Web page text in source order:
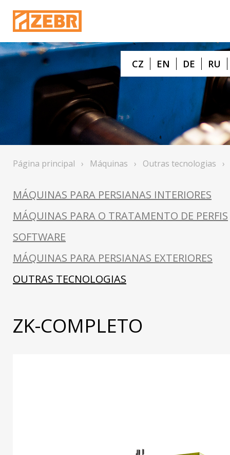
CZ EN DE RU
Página principal › Máquinas › Outras tecnologias
MÁQUINAS PARA PERSIANAS INTERIORES
MÁQUINAS PARA O TRATAMENTO DE PERFIS
SOFTWARE
MÁQUINAS PARA PERSIANAS EXTERIORES
OUTRAS TECNOLOGIAS
ZK-COMPLETO